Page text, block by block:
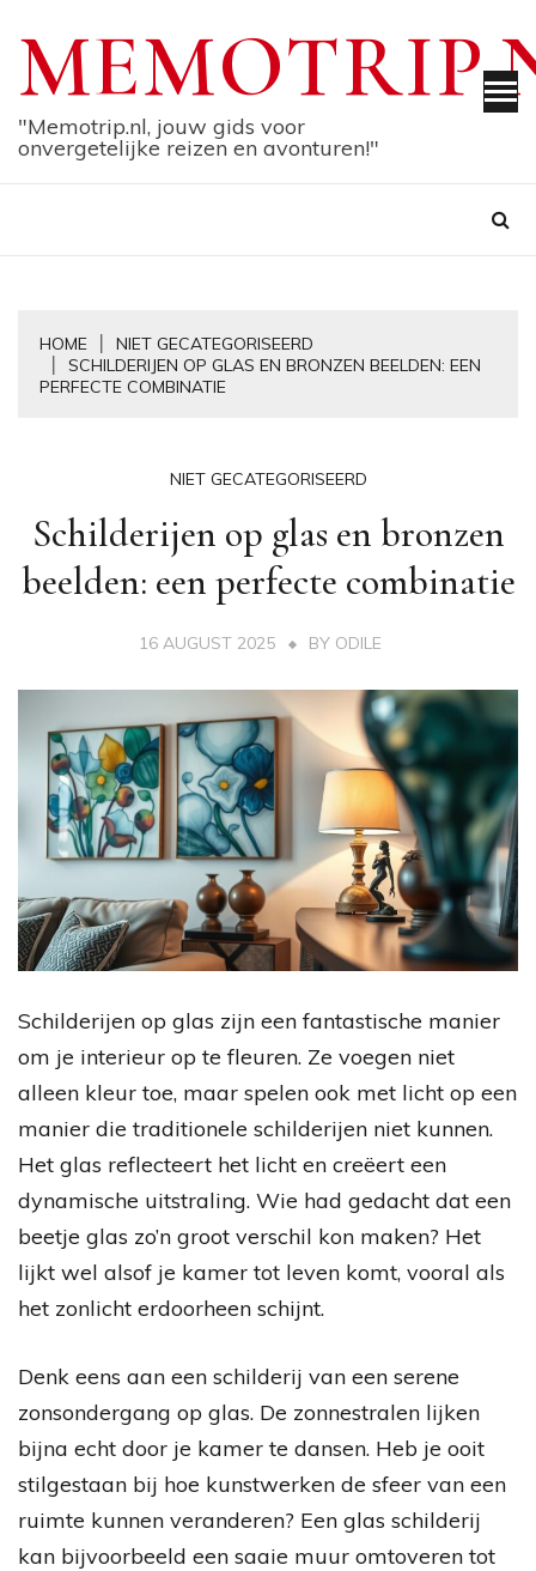
content
"Memotrip.nl, jouw gids voor
onvergetelijke reizen en avonturen!"
HOME
NIET GECATEGORISEERD
SCHILDERIJEN OP GLAS EN BRONZEN BEELDEN: EEN
PERFECTE COMBINATIE
NIET GECATEGORISEERD
Schilderijen op glas en bronzen
beelden: een perfecte combinatie
16 AUGUST 2025 BY ODILE
Schilderijen op glas zijn een fantastische manier
om je interieur op te fleuren. Ze voegen niet
alleen kleur toe, maar spelen ook met licht op een
manier die traditionele schilderijen niet kunnen.
Het glas reflecteert het licht en creëert een
dynamische uitstraling. Wie had gedacht dat een
beetje glas zo’n groot verschil kon maken? Het
lijkt wel alsof je kamer tot leven komt, vooral als
het zonlicht erdoorheen schijnt.
Denk eens aan een schilderij van een serene
zonsondergang op glas. De zonnestralen lijken
bijna echt door je kamer te dansen. Heb je ooit
stilgestaan bij hoe kunstwerken de sfeer van een
ruimte kunnen veranderen? Een glas schilderij
kan bijvoorbeeld een saaie muur omtoveren tot